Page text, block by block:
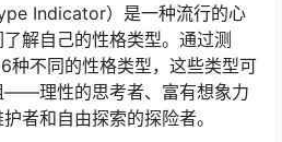
Indicator）是一种流行的心
解自己的性格类型。通过测
种不同的性格类型，这些类型可
——理性的思考者、富有想象力
者和自由探索的探险者。